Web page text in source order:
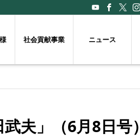
社会貢献事業 ニュース
夫」（6月8日号）